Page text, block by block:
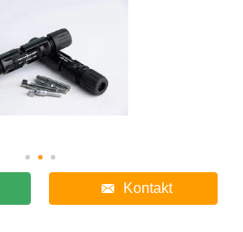
Kontakt